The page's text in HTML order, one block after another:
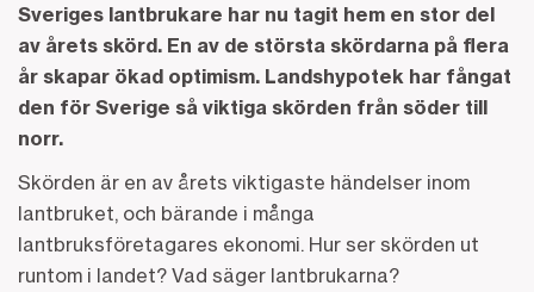
Sveriges lantbrukare har nu tagit hem en stor del
av årets skörd. En av de största skördarna på flera
år skapar ökad optimism. Landshypotek har fångat
den för Sverige så viktiga skörden från söder till
norr.
Skörden är en av årets viktigaste händelser inom
lantbruket, och bärande i många
lantbruksföretagares ekonomi. Hur ser skörden ut
runtom i landet? Vad säger lantbrukarna?